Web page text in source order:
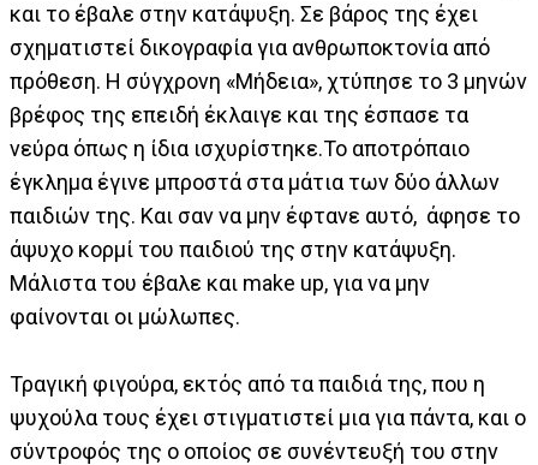
και το έβαλε στην κατάψυξη. Σε βάρος της έχει
σχηματιστεί δικογραφία για ανθρωποκτονία από
πρόθεση. Η σύγχρονη «Μήδεια», χτύπησε το 3 μηνών
βρέφος της επειδή έκλαιγε και της έσπασε τα
νεύρα όπως η ίδια ισχυρίστηκε.Το αποτρόπαιο
έγκλημα έγινε μπροστά στα μάτια των δύο άλλων
παιδιών της. Και σαν να μην έφτανε αυτό, άφησε το
άψυχο κορμί του παιδιού της στην κατάψυξη.
Μάλιστα του έβαλε και make up, για να μην
φαίνονται οι μώλωπες.
Τραγική φιγούρα, εκτός από τα παιδιά της, που η
ψυχούλα τους έχει στιγματιστεί μια για πάντα, και ο
σύντροφός της ο οποίος σε συνέντευξή του στην